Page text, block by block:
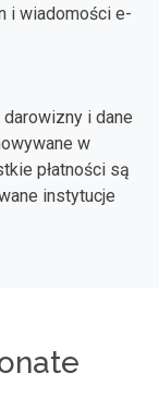
i wiadomości e-
i dane
w
płatności są
instytucje